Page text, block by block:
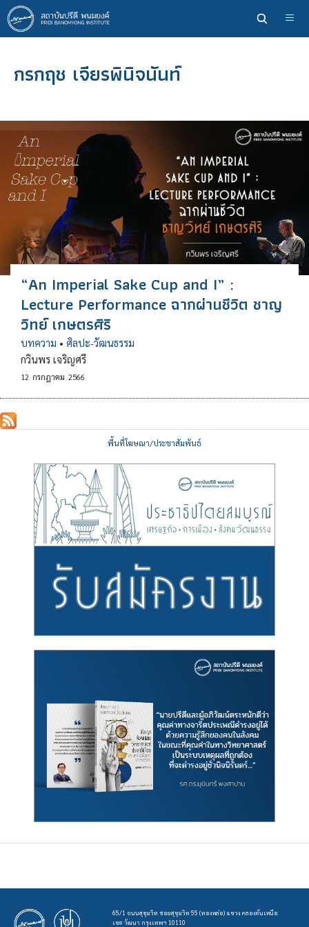
ข้าม
ไป
ยัง
หลักกรกฤช เจียรพินิจนันท์
“An Imperial Sake Cup and I” :
Lecture Performance ฉากผ่านชีวิต ชาญ
วิทย์ เกษตรศิริ
บทความ • ศิลปะ-วัฒนธรรม
กวินพร เจริญศรี
12 กรกฎาคม 2566
พื้นที่โฆษณา/ประชาสัมพันธ์
65/1 ถนนสุขุมวิท ซอยสุขุมวิท 55 (ทองหล่อ) แขวง คลองตันเหนือ
เขต วัฒนา กรุงเทพฯ 10110